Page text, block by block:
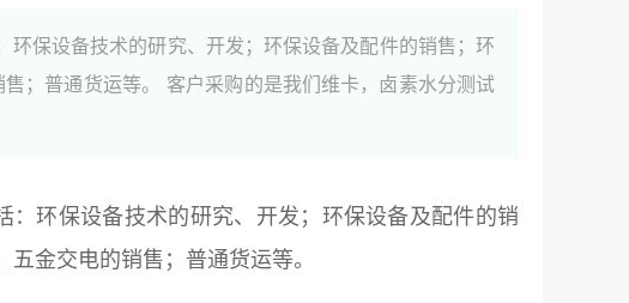
保设备技术的研究、开发；环保设备及配件的销售；环
；普通货运等。 客户采购的是我们维卡，卤素水分测试
环保设备技术的研究、开发；环保设备及配件的销
金交电的销售；普通货运等。